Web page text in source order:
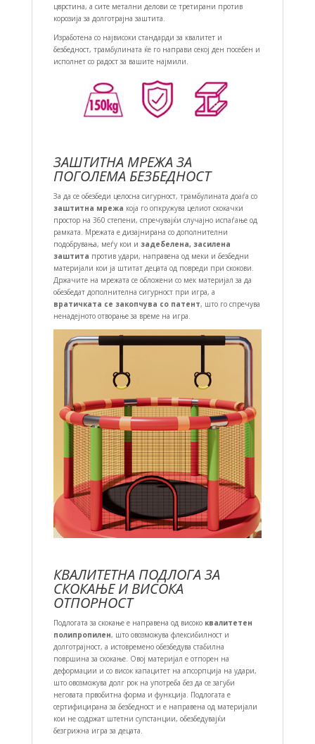
цврстина, а сите метални делови се третирани против
корозија за долготрајна заштита.
Изработена со највисоки стандарди за квалитет и
безбедност, трамбулината ќе го направи секој ден посебен и
исполнет со радост за вашите најмили.
ЗАШТИТНА МРЕЖА ЗА
ПОГОЛЕМА БЕЗБЕДНОСТ
За да се обезбеди целосна сигурност, трамбулината доаѓа со
заштитна мрежа која го опкружува целиот скокачки
простор на 360 степени, спречувајќи случајно испаѓање од
рамката. Мрежата е дизајнирана со дополнителни
подобрувања, меѓу кои и задебелена, засилена
заштита против удари, направена од меки и безбедни
материјали кои ја штитат децата од повреди при скокови.
Држачите на мрежата се обложени со мек материјал за да
обезбедат дополнителна сигурност при игра, а
вратичката се закопчува со патент, што го спречува
ненадејното отворање за време на игра.
КВАЛИТЕТНА ПОДЛОГА ЗА
СКОКАЊЕ И ВИСОКА
ОТПОРНОСТ
Подлогата за скокање е направена од високо квалитетен
полипропилен, што овозможува флексибилност и
долготрајност, а истовремено обезбедува стабилна
површина за скокање. Овој материјал е отпорен на
деформации и со висок капацитет на апсорпција на удари,
што овозможува долг рок на употреба без да се загуби
неговата првобитна форма и функција. Подлогата е
сертифицирана за безбедност и е направена од материјали
кои не содржат штетни супстанции, обезбедувајќи
безгрижна игра за децата.